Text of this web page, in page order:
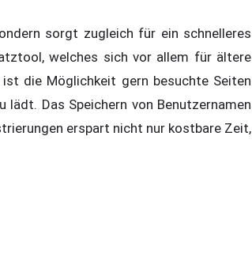
sorgt zugleich für ein schnelleres
welches sich vor allem für ältere
die Möglichkeit gern besuchte Seiten
lädt. Das Speichern von Benutzernamen
erspart nicht nur kostbare Zeit,